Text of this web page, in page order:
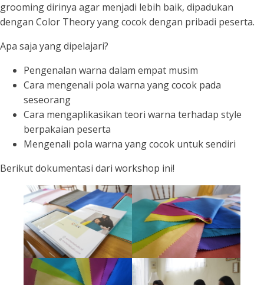
grooming dirinya agar menjadi lebih baik, dipadukan
dengan Color Theory yang cocok dengan pribadi peserta.
Apa saja yang dipelajari?
Pengenalan warna dalam empat musim
Cara mengenali pola warna yang cocok pada
seseorang
Cara mengaplikasikan teori warna terhadap style
berpakaian peserta
Mengenali pola warna yang cocok untuk sendiri
Berikut dokumentasi dari workshop ini!